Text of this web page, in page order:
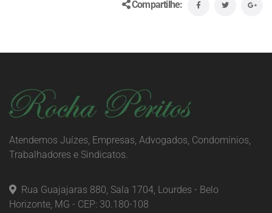
Compartilhe:
Atendemos Juízes, Empresas, Advogados, Condomínios,
Trabalhadores e Sindicatos.
Rua Guajajaras 880, Sala 1704, Lourdes - Belo
Horizonte, MG - CEP: 30.180-108